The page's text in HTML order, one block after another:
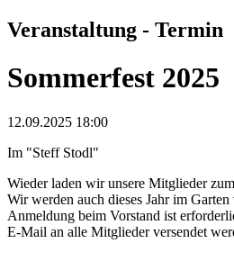
Veranstaltung - Termin
Sommerfest 2025
12.09.2025 18:00
Im "Steff Stodl"
Wieder laden wir unsere Mitglieder
Wir werden auch dieses Jahr im
Anmeldung beim Vorstand ist
E-Mail an alle Mitglieder versendet